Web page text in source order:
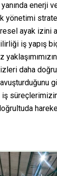
enerji
yönetimi
ayak izini
iş yapış
daha
süreçlerimizin